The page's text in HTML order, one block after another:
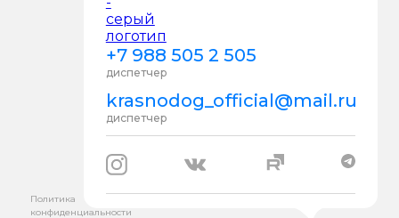
+7 988 505 2 505
диспетчер
krasnodog_official@mail.ru
диспетчер
Политика
конфиденциальности